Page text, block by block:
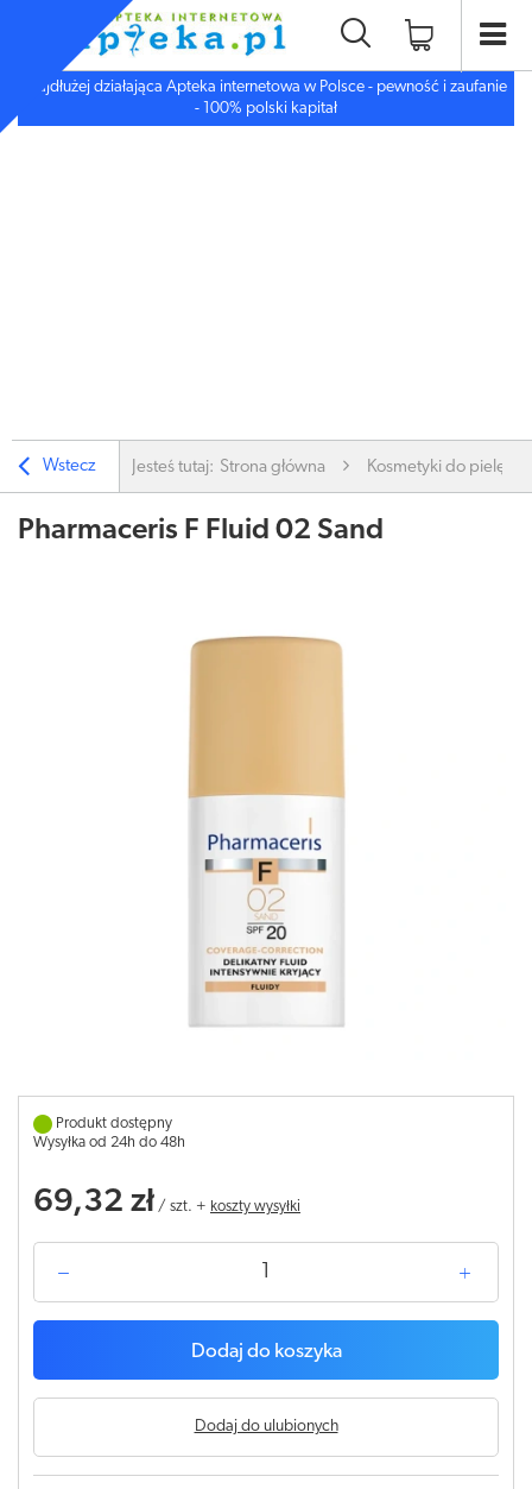
Najdłużej działająca Apteka internetowa w Polsce - pewność i zaufanie
- 100% polski kapitał
Wstecz Jesteś tutaj: Strona główna Kosmetyki do
Pharmaceris F Fluid 02 Sand
Produkt dostępny
Wysyłka od 24h do 48h
69,32 zł / szt. + koszty wysyłki
Dodaj do koszyka
Dodaj do ulubionych